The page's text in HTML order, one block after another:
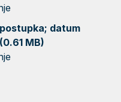
datum
MB)